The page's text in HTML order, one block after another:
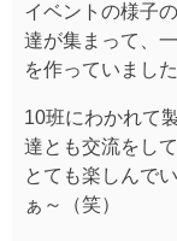
イベントの様子
達が集まって、
を作っていまし
10班にわかれて
達とも交流をし
とても楽しんで
ぁ～（笑）